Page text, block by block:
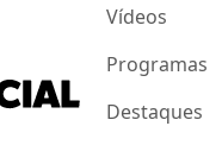
Vídeos
Programas
Destaques